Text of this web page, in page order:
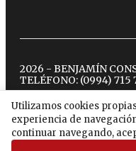
Utilizamos cookies
experiencia de
continuar navegando,
2026 - BENJAMÍN
TELÉFONO: (0994) 715
twitterinstagram